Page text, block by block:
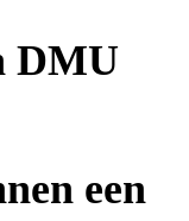
DMU
een